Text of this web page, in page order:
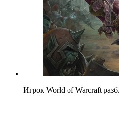
Игрок World of Warcraft